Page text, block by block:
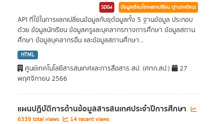
SDG4 ข้อมูลเชื่อมโยงแลกเปลี่ยน (ฐานทะเบียน)
API ที่ใช้ในการแลกเปลี่ยนข้อมูลกับชุด้อมูลทั้ง 5 ฐานข้อมูล ประกอบ
ด้วย ข้อมูลนักเรียน ข้อมูลครูและบุคลากรทางการศึกษา ข้อมูลสถาน
ศึกษา ข้อมูลบุคลากรอื่น และข้อมูลสถานศึกษา...
HTML
ศูนย์เทคโนโลยีสารสนเทศและการสื่อสาร สป. (ศทก.สป.)
27
พฤศจิกายน 2566
แผนปฏิบัติการด้านข้อมูลสารสนเทศประจำปีการศึกษา
6339 total views 14 recent views